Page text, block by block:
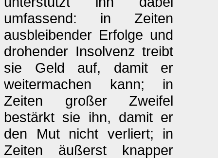
umfassend: in Zeiten
ausbleibender Erfolge und
drohender Insolvenz treibt
sie Geld auf, damit er
weitermachen kann; in
Zeiten großer Zweifel
bestärkt sie ihn, damit er
den Mut nicht verliert; in
Zeiten äußerst knapper